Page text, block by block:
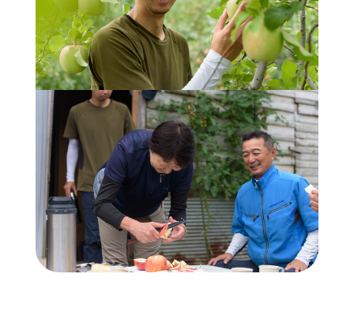
FARM DATA
農園名 :
桜庭りんご農園
代表
:櫻庭政春さん
FARM DATA
農園名 : Kontom Ringo
代表
:今智之さん